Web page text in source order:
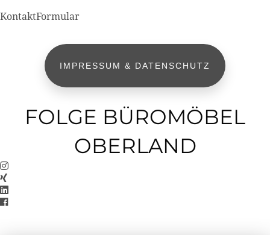
KontaktFormular
IMPRESSUM & DATENSCHUTZ
FOLGE BÜROMÖBEL
OBERLAND